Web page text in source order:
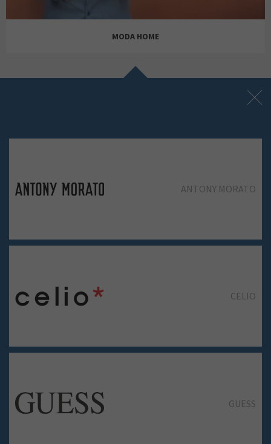
BRIGHTY & CO
GUESS
H&M
MODA HOME
ANTONY MORATO
CELIO
GUESS